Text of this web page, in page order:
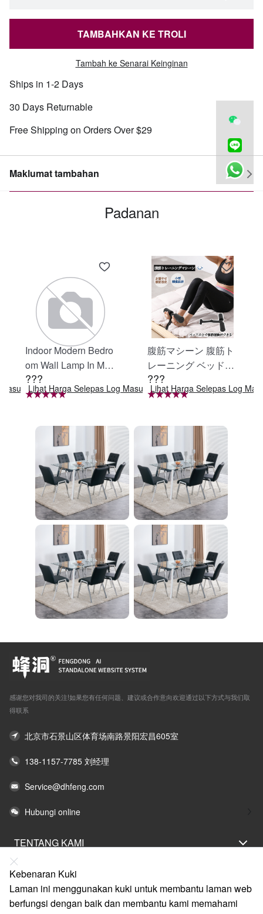
TAMBAHKAN KE TROLI
Tambah ke Senarai Keinginan
Ships in 1-2 Days
30 Days Returnable
Free Shipping on Orders Over $29
Maklumat tambahan
Padanan
Indoor Modern Bedro
om Wall Lamp In Matt
e Black, Iron Clear Gl
ass Shade,4-Lights E
nity Light
???
Lihat Harga Selepas Log Masuk
腹筋マシーン 腹筋ト
レーニング ベッド固
定 足固定 腹筋器具
腹筋マシン 足を押さ
レーニング器具 エク
ササイズ ダイエット
旅行 自宅 WBGHS-0
1-R
???
Lihat Harga Selepas Log
感谢您对我司的关注!如果您有任何问题、建议或合作意向欢迎通过以下方式与我们取
得联系
北京市石景山区体育场南路景阳宏昌605室
138-1157-7785 刘经理
Service@dhfeng.com
Hubungi online
TENTANG KAMI
PERNYATAAN UNDANG-UNDANG
BANTUAN
LAYANAN
Kebenaran Kuki
Laman ini menggunakan kuki untuk membantu laman web
berfungsi dengan baik dan membantu kami memahami